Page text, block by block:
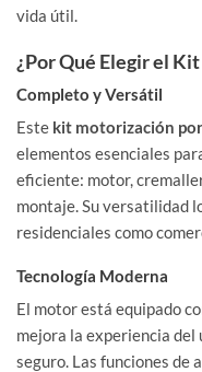
vida útil.
¿Por Qué Elegir el
Completo y Versátil
Este kit motorización
elementos esenciales
eficiente: motor,
montaje. Su versatilidad
residenciales como
Tecnología Moderna
El motor está equipado
mejora la experiencia
seguro. Las funciones de